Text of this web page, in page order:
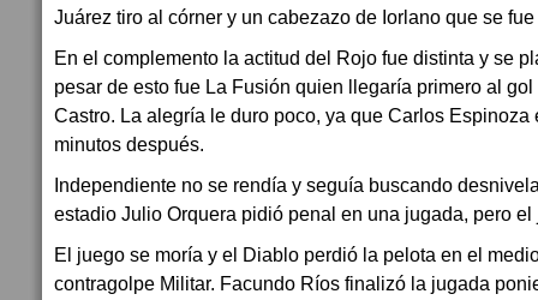
Juárez tiro al córner y un cabezazo de Iorlano que se
En el complemento la actitud del Rojo fue distinta y se
pesar de esto fue La Fusión quien llegaría primero al
Castro. La alegría le duro poco, ya que Carlos Espinoza
minutos después.
Independiente no se rendía y seguía buscando
estadio Julio Orquera pidió penal en una jugada, pero el
El juego se moría y el Diablo perdió la pelota en el
contragolpe Militar. Facundo Ríos finalizó la jugada